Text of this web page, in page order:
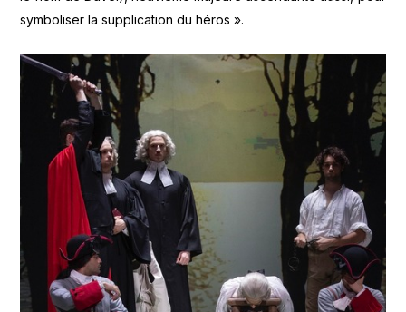
symboliser la supplication du héros ».